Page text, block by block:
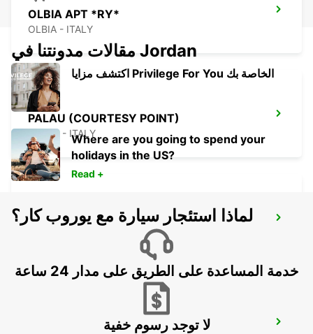
OLBIA APT *RY*
OLBIA - ITALY
PALAU (COURTESY POINT)
PALAU - ITALY
BONIFACIO_CORSICA
BAJA SARDINIA
مقالات مدونتنا في Jordan
اكتشف مزايا Privilege For You الخاصة بك
Where are you going to spend your
holidays in the US?
Read +
لماذا استئجار سيارة مع يوروب كار؟
خدمة المساعدة على الطريق على مدار 24 ساعة
لا توجد رسوم خفية